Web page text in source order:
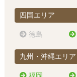
四国エリア
徳島
九州・沖縄エリア